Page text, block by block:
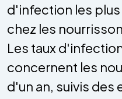
d'infection les
chez les
Les taux
concernent les
d'un an, suivis des